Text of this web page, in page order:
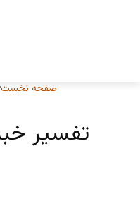
صفحه نخست
تفسیر خبر